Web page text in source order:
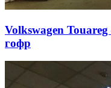
Volkswagen
гофр